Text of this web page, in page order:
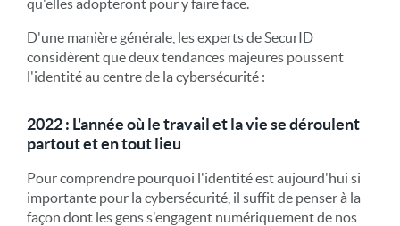
D'une manière générale, les experts de SecurID
considèrent que deux tendances majeures poussent
l'identité au centre de la cybersécurité :
2022 : L'année où le travail et la vie se déroulent
partout et en tout lieu
Pour comprendre pourquoi l'identité est aujourd'hui si
importante pour la cybersécurité, il suffit de penser à la
façon dont les gens s'engagent numériquement de nos